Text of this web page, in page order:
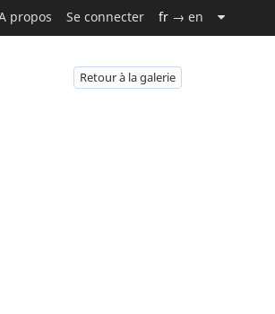
propos Se connecter fr → en
Retour à la galerie